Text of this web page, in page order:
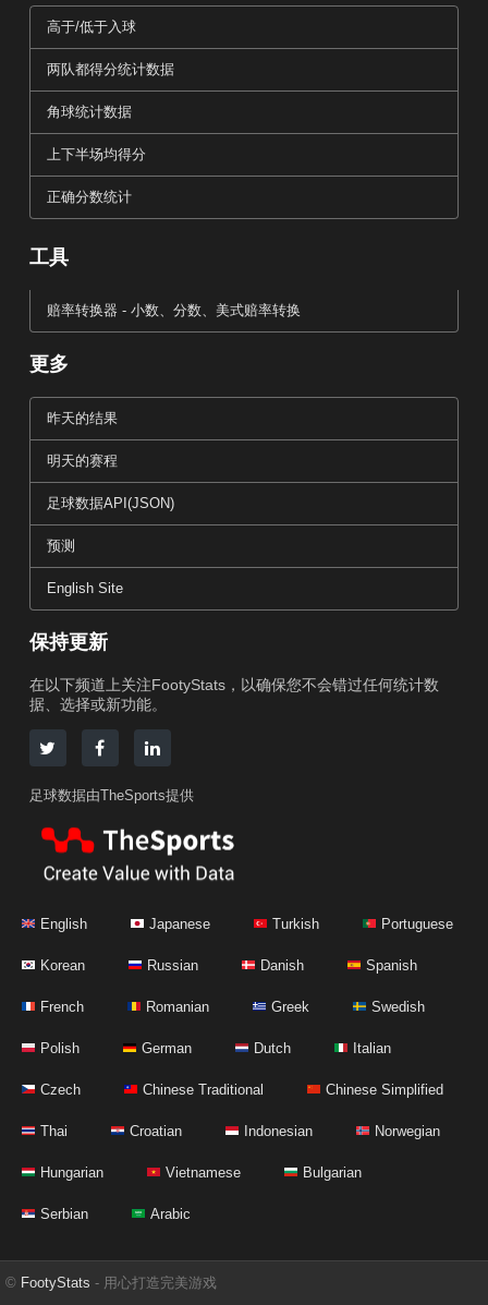
高于/低于入球
两队都得分统计数据
角球统计数据
上下半场均得分
正确分数统计
工具
赔率转换器 - 小数、分数、美式赔率转换
更多
昨天的结果
明天的赛程
足球数据API(JSON)
预测
English Site
保持更新
在以下频道上关注FootyStats，以确保您不会错过任何统计数
据、选择或新功能。
足球数据由TheSports提供
English Japanese Turkish Portuguese
Korean Russian Danish Spanish
French Romanian Greek Swedish
Polish German Dutch Italian
Czech Chinese Traditional Chinese Simplified
Thai Croatian Indonesian Norwegian
Hungarian Vietnamese Bulgarian
Serbian Arabic
© FootyStats - 用心打造完美游戏